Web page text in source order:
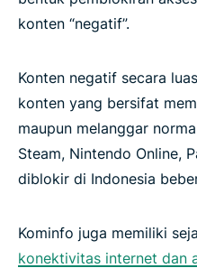
konten “negatif”.
Konten negatif secara
konten yang bersifat
maupun melanggar
Steam, Nintendo Online,
diblokir di Indonesia
Kominfo juga memiliki
konektivitas internet dan